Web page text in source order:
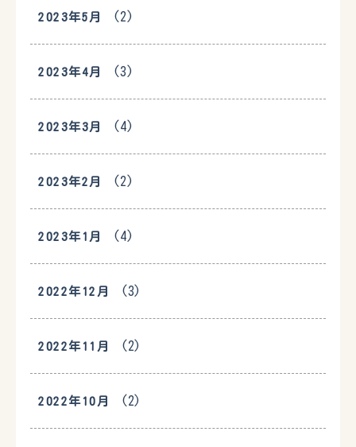
2023年5月 (2)
2023年4月 (3)
2023年3月 (4)
2023年2月 (2)
2023年1月 (4)
2022年12月 (3)
2022年11月 (2)
2022年10月 (2)